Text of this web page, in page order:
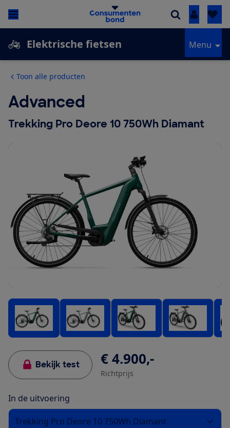
Inloggen
Elektrische fietsen Menu
Toon alle producten
Advanced
Trekking Pro Deore 10 750Wh Diamant
Bekijk test € 4.900,-
Richtprijs
In de uitvoering
Trekking Pro Deore 10 750Wh Diamant